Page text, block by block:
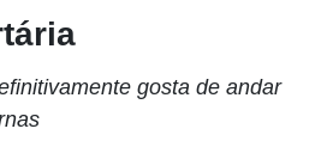
gosta de andar